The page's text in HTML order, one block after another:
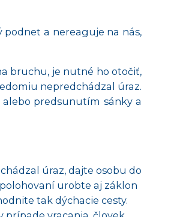
podnet a nereaguje na nás,
bruchu, je nutné ho otočiť,
nepredchádzal úraz.
predsunutím sánky a
úraz, dajte osobu do
urobte aj záklon
tak dýchacie cesty.